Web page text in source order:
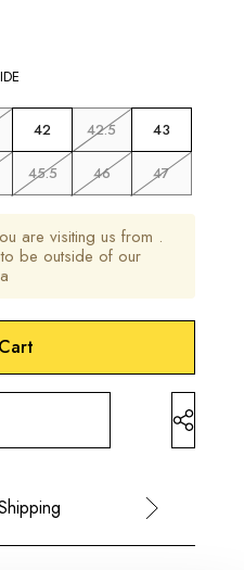
42 42.5 43
45.5 46 47
are visiting us from .
be outside of our